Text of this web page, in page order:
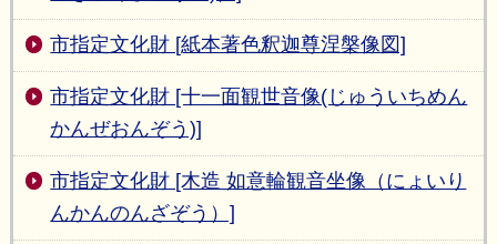
市指定文化財 [紙本著色釈迦尊涅槃像図]
市指定文化財 [十一面観世音像(じゅういちめん
かんぜおんぞう)]
市指定文化財 [木造 如意輪観音坐像（にょいり
んかんのんざぞう）]